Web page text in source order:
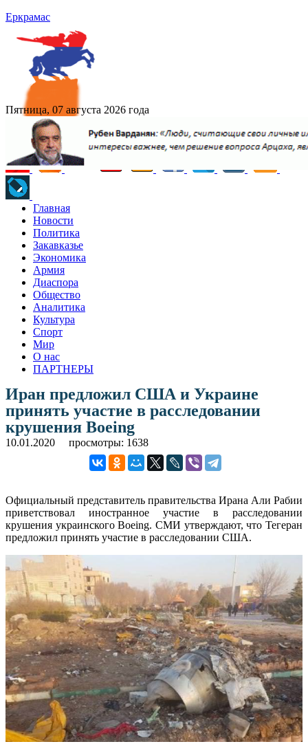
Еркрамас
Пятница, 07 августа 2026 года
Главная
Новости
Политика
Закавказье
Экономика
Армия
Диаспора
Общество
Аналитика
Культура
Спорт
Мир
О нас
ПАРТНЕРЫ
Иран предложил США и Украине
принять участие в расследовании
крушения Boeing
10.01.2020 просмотры: 1638
Официальный представитель правительства Ирана Али Рабии
приветствовал иностранное участие в расследовании
крушения украинского Boeing. СМИ утверждают, что Тегеран
предложил принять участие в расследовании США.